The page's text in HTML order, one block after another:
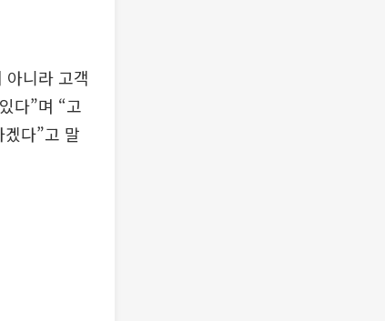
니라 고객
다”며 “고
다”고 말